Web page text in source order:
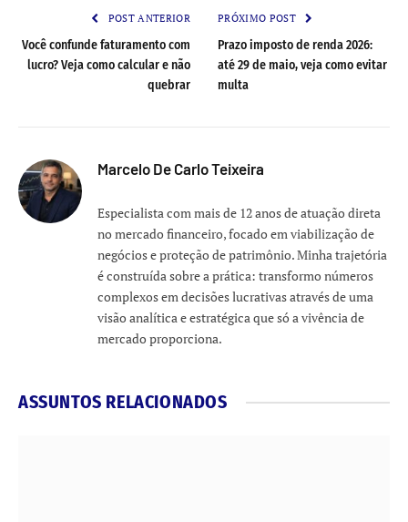
POST ANTERIOR
Você confunde faturamento com
lucro? Veja como calcular e não
quebrar
PRÓXIMO POST
Prazo imposto de renda 2026:
até 29 de maio, veja como evitar
multa
Marcelo De Carlo Teixeira
Especialista com mais de 12 anos de atuação direta
no mercado financeiro, focado em viabilização de
negócios e proteção de patrimônio. Minha trajetória
é construída sobre a prática: transformo números
complexos em decisões lucrativas através de uma
visão analítica e estratégica que só a vivência de
mercado proporciona.
ASSUNTOS RELACIONADOS